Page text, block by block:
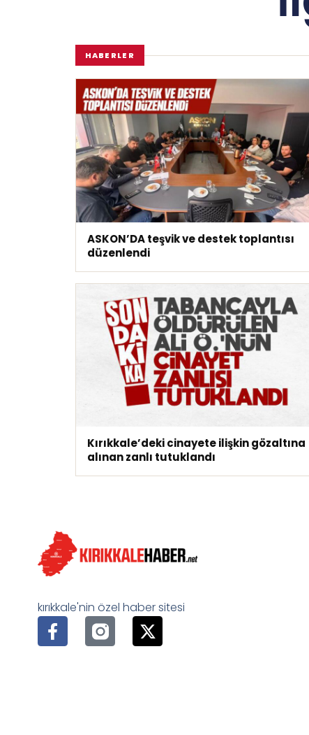
HABERLER
ASKON’DA teşvik ve destek toplantısı
düzenlendi
Kırıkkale’deki cinayete ilişkin gözaltına
alınan zanlı tutuklandı
kırıkkale'nin özel haber sitesi